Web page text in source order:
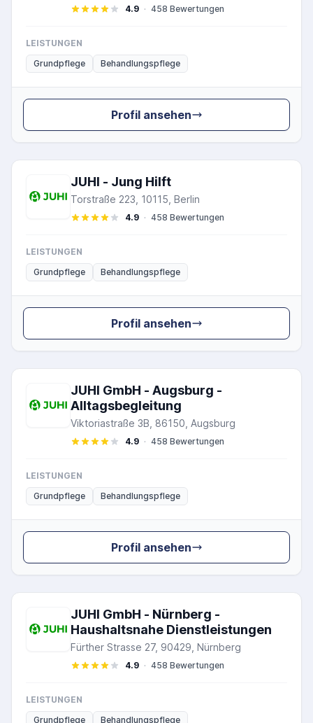
4.9 · 458 Bewertungen
LEISTUNGEN
Grundpflege
Behandlungspflege
Profil ansehen
JUHI - Jung Hilft
Torstraße 223, 10115, Berlin
4.9 · 458 Bewertungen
LEISTUNGEN
Grundpflege
Behandlungspflege
Profil ansehen
JUHI GmbH - Augsburg -
Alltagsbegleitung
Viktoriastraße 3B, 86150, Augsburg
4.9 · 458 Bewertungen
LEISTUNGEN
Grundpflege
Behandlungspflege
Profil ansehen
JUHI GmbH - Nürnberg -
Haushaltsnahe Dienstleistungen
Fürther Strasse 27, 90429, Nürnberg
4.9 · 458 Bewertungen
LEISTUNGEN
Grundpflege
Behandlungspflege